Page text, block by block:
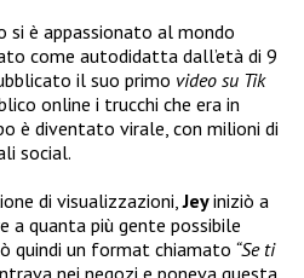
si è appassionato al mondo
come autodidatta dall’età di 9
il suo primo video su Tik
online i trucchi che era in
è diventato virale, con milioni di
social.
di visualizzazioni,Jeyiniziò a
a quanta più gente possibile
quindi un format chiamato “Se ti